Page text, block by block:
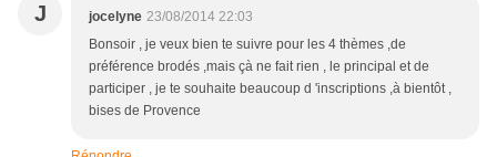
J jocelyne 23/08/2014 22:03
Bonsoir , je veux bien te suivre pour les 4 thèmes ,de
préférence brodés ,mais çà ne fait rien , le principal et de
participer , je te souhaite beaucoup d 'inscriptions ,à bientôt ,
bises de Provence